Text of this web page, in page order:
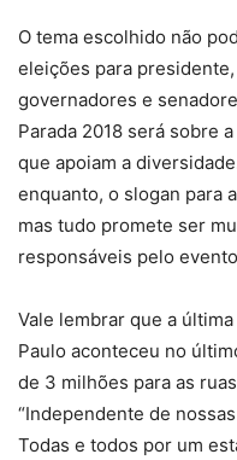
O tema escolhido não
eleições para
governadores e
Parada 2018 será sobre
que apoiam a
enquanto, o slogan para
mas tudo promete ser
responsáveis pelo
Vale lembrar que a
Paulo aconteceu no
de 3 milhões para as
“Independente de
Todas e todos por um